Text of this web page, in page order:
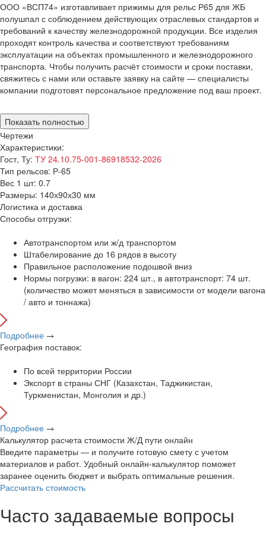
ООО «ВСП74» изготавливает прижимы для рельс Р65 для ЖБ
полушпал с соблюдением действующих отраслевых стандартов и
требований к качеству железнодорожной продукции. Все изделия
проходят контроль качества и соответствуют требованиям
эксплуатации на объектах промышленного и железнодорожного
транспорта. Чтобы получить расчёт стоимости и сроки поставки,
свяжитесь с нами или оставьте заявку на сайте — специалисты
компании подготовят персональное предложение под ваш проект.
Показать полностью
Чертежи
Характеристики:
Гост, Ту: ТУ 24.10.75-001-86918532-2026
Тип рельсов: Р-65
Вес 1 шт: 0.7
Размеры: 140х90х30 мм
Логистика и доставка
Способы отгрузки:
Автотранспортом или ж/д транспортом
Штабелирование до 16 рядов в высоту
Правильное расположение подошвой вниз
Нормы погрузки: в вагон: 224 шт., в автотранспорт: 74 шт.
(количество может меняться в зависимости от модели вагона
/ авто и тоннажа)
Подробнее
География поставок:
По всей территории России
Экспорт в страны СНГ (Казахстан, Таджикистан,
Туркменистан, Монголия и др.)
Подробнее
Калькулятор расчета стоимости Ж/Дпути онлайн
Введите параметры — и получите готовую смету с учетом
материалов и работ. Удобный онлайн-калькулятор поможет
заранее оценить бюджет и выбрать оптимальные решения.
Рассчитать стоимость
Часто задаваемые вопросы